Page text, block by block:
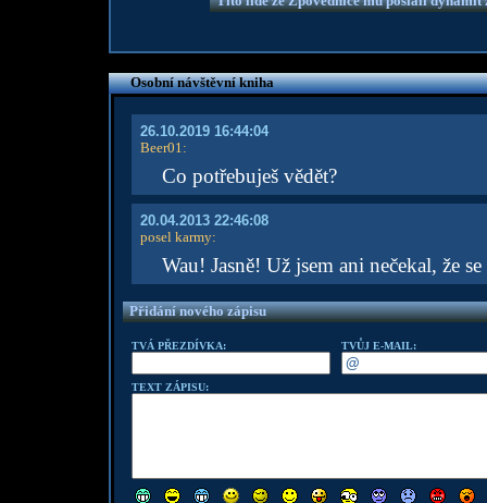
Osobní návštěvní kniha
26.10.2019 16:44:04
Beer01:
Co potřebuješ vědět?
20.04.2013 22:46:08
posel karmy:
Wau! Jasně! Už jsem ani nečekal, že
Přidání nového zápisu
TVÁ PŘEZDÍVKA: TVŮJ E-MAIL:
TEXT ZÁPISU: